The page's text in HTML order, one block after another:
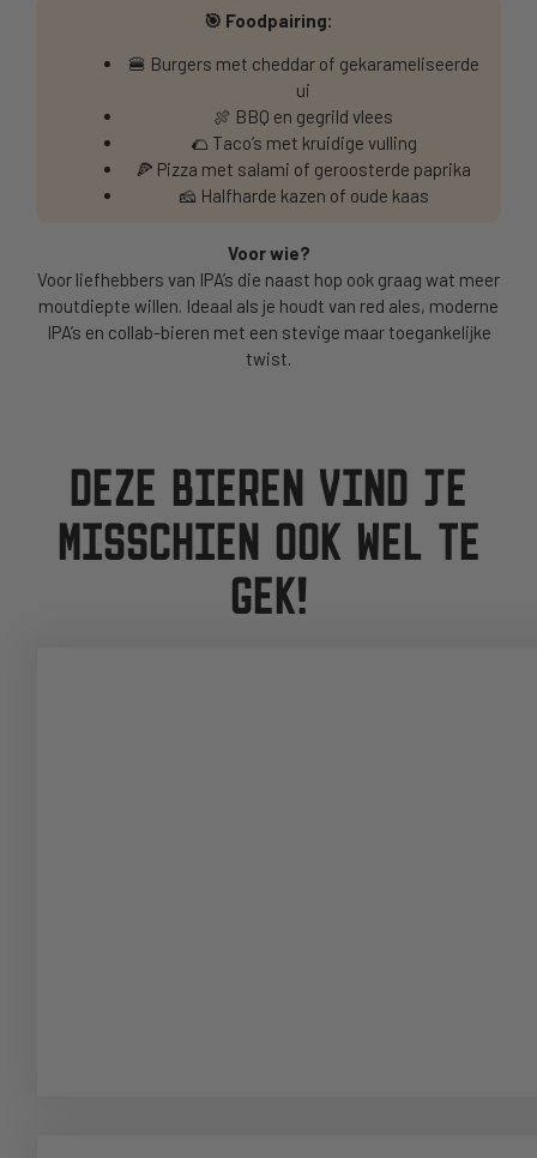
🎯 Foodpairing:
🍔 Burgers met cheddar of gekarameliseerde
ui
🍖 BBQ en gegrild vlees
🌮 Taco’s met kruidige vulling
🍕 Pizza met salami of geroosterde paprika
🧀 Halfharde kazen of oude kaas
Voor wie?
Voor liefhebbers van IPA’s die naast hop ook graag wat meer
moutdiepte willen. Ideaal als je houdt van red ales, moderne
IPA’s en collab-bieren met een stevige maar toegankelijke
twist.
DEZE BIEREN VIND JE
MISSCHIEN OOK WEL TE
GEK!